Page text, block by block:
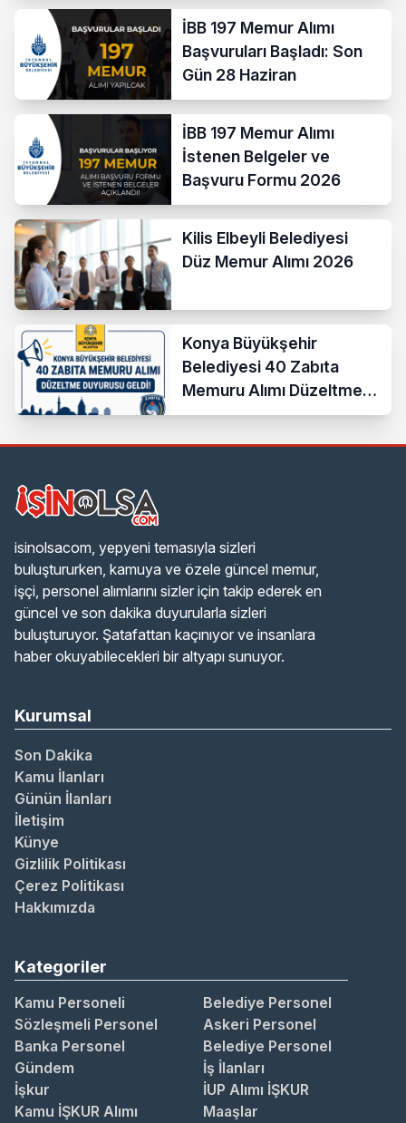
İBB 197 Memur Alımı
Başvuruları Başladı: Son
Gün 28 Haziran
İBB 197 Memur Alımı
İstenen Belgeler ve
Başvuru Formu 2026
Kilis Elbeyli Belediyesi
Düz Memur Alımı 2026
Konya Büyükşehir
Belediyesi 40 Zabıta
Memuru Alımı Düzeltme
Duyurusu Geldi!
isinolsacom, yepyeni temasıyla sizleri
buluştururken, kamuya ve özele güncel memur,
işçi, personel alımlarını sizler için takip ederek en
güncel ve son dakika duyurularla sizleri
buluşturuyor. Şatafattan kaçınıyor ve insanlara
haber okuyabilecekleri bir altyapı sunuyor.
Kurumsal
Son Dakika
Kamu İlanları
Günün İlanları
İletişim
Künye
Gizlilik Politikası
Çerez Politikası
Hakkımızda
Kategoriler
Kamu Personeli
Belediye Personel
Sözleşmeli Personel
Askeri Personel
Banka Personel
Belediye Personel
Gündem
İş İlanları
İşkur
İUP Alımı İŞKUR
Kamu İŞKUR Alımı
Maaşlar